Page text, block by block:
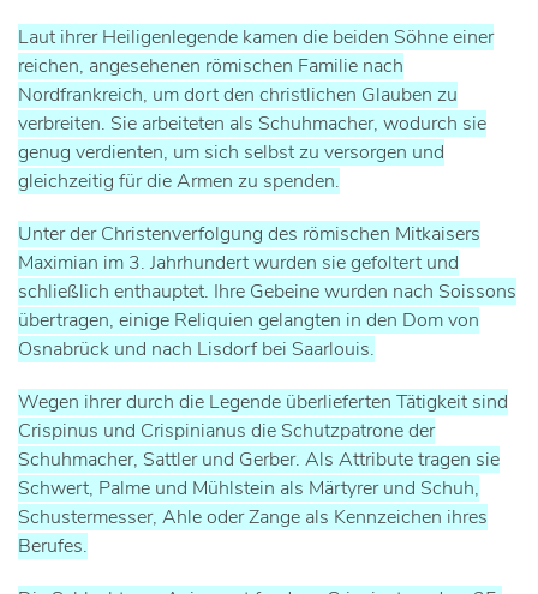
Laut ihrer Heiligenlegende kamen die beiden Söhne einer
reichen, angesehenen römischen Familie nach
Nordfrankreich, um dort den christlichen Glauben zu
verbreiten. Sie arbeiteten als Schuhmacher, wodurch sie
genug verdienten, um sich selbst zu versorgen und
gleichzeitig für die Armen zu spenden.
Unter der Christenverfolgung des römischen Mitkaisers
Maximian im 3. Jahrhundert wurden sie gefoltert und
schließlich enthauptet. Ihre Gebeine wurden nach Soissons
übertragen, einige Reliquien gelangten in den Dom von
Osnabrück und nach Lisdorf bei Saarlouis.
Wegen ihrer durch die Legende überlieferten Tätigkeit sind
Crispinus und Crispinianus die Schutzpatrone der
Schuhmacher, Sattler und Gerber. Als Attribute tragen sie
Schwert, Palme und Mühlstein als Märtyrer und Schuh,
Schustermesser, Ahle oder Zange als Kennzeichen ihres
Berufes.